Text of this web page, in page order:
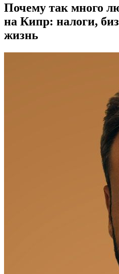
Почему так много
на Кипр: налоги,
жизнь